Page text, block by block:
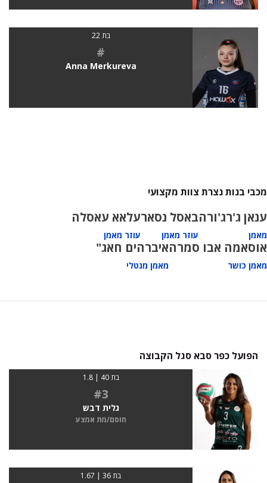
בת 22
#
Anna Merkureva
מכבי בנות נצרת צוות מקצועי
ענאן ג'רג'ורה
מאמן
באסל נסאר
עוזר מאמן
עלאא עאסלה
עוזר מאמן
אוסאמה אבו סמרה
מאמן כושר
איברהים חאג"
מאמן מנטלי
הפועל כפר סבא סגל הקבוצה
בת 40 | 1.8
#3
גלית דבש
חוסם/מת אמצע
בת 36 | 1.67